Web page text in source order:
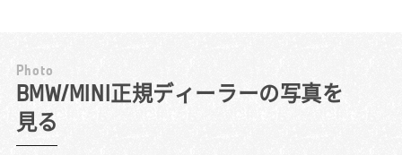
味が深まりましたね。
対応件数は日によってまちまちですが、週末
には10組近いお客様をご案内することも。点
居振る舞いをするように心掛けています。仕
事中はもちろん、たとえば仕事帰りにコンビ
ニに立ち寄ったときも、常にBMWのブラン
ド・イメージを崩さないよう意識しています
11年間、BMW Group正規ディーラーでテクニシ
ャンを務め、3年前に「お客様に直接関わる仕
MINIを求める女性客の頼れる存在に。
Photo
BMW/MINI正規ディーラーの写真を
見る